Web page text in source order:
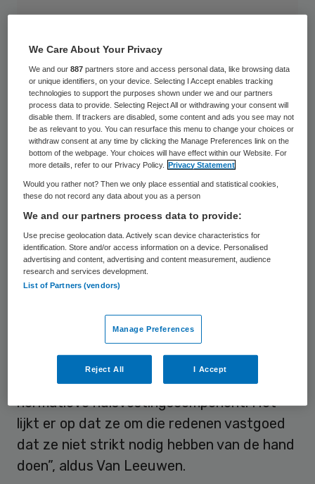
Het College Sanering Zorginstellingen (CSZ)
heeft vorig jaar twee keer zoveel nieuwe
zaken in behandeling gekregen als in 2010.
Het CSZ vermoedt dat zorginstellingen in
met name de care zich door de combinatie
van bezuinigingen en de invoering van de
normatieve huisvestingscomponent (NHC)
gedwongen zien om vastgoed te verkopen.
Het CSZ nam vorig jaar 211 nieuwe zaken in
behandeling, zo blijkt uit hetjaarverslag
tegen 104 nieuwe zaken in 2010. Hoofd
het CSZ noemt de verdubbeling “opvallend”.
“Als gevolg van de recessie wordt er
bezuinigd. Daarnaast hebben instellingen te
maken gekregen met de invoering van de
normatieve huisvestingscomponent. Het
lijkt er op dat ze om die redenen vastgoed
dat ze niet strikt nodig hebben van de hand
doen”, aldus Van Leeuwen.
We Care About Your Privacy
We and our887 partners store and access personal data, like browsing data
or unique identifiers, on your device. Selecting I Accept enables tracking
technologies to support the purposes shown under we and our partners
process data to provide. Selecting Reject All or withdrawing your consent will
disable them. If trackers are disabled, some content and ads you see may not
be as relevant to you. You can resurface this menu to change your choices or
withdraw consent at any time by clicking the Manage Preferences link on the
bottom of the webpage. Your choices will have effect within our Website. For
more details, refer to our Privacy Policy.
Privacy Statement
Would you rather not? Then we only place essential and statistical cookies,
these do not record any data about you as a person
We and our partners process data to provide:
Use precise geolocation data. Actively scan device characteristics for
identification. Store and/or access information on a device. Personalised
advertising and content, advertising and content measurement, audience
research and services development.
List of Partners (vendors)
Manage Preferences
Reject All I Accept